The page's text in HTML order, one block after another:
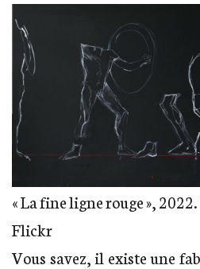
« La fine ligne rouge »,
Flickr
Vous savez, il existe une